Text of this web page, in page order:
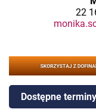
22
Dostępne terminy